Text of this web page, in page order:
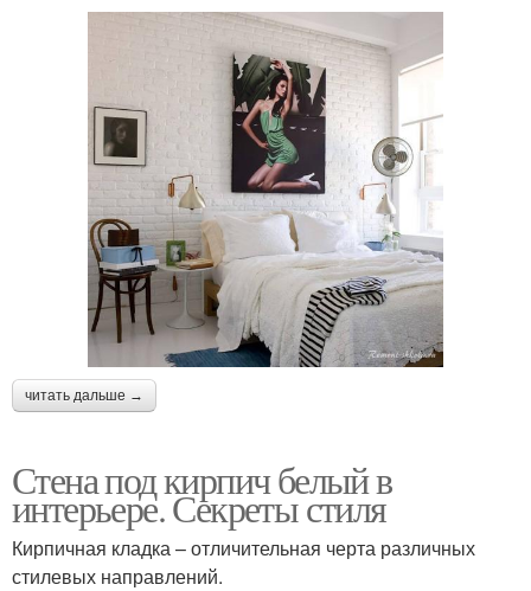
читать дальше →
Стена под кирпич белый в
интерьере. Секреты стиля
Кирпичная кладка – отличительная черта различных
стилевых направлений.